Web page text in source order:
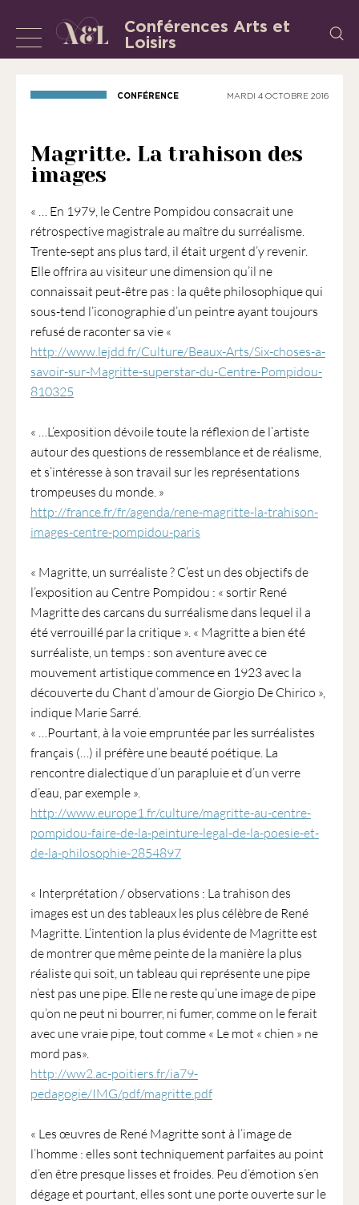
contenu
Conférences Arts et
Loisirs
L’Association
«
Conférences
Loisirs
»
association
1901
ayant
une
culturelle.
Afficher
masquer
navigation
CONFÉRENCE MARDI 4 OCTOBRE 2016
Magritte. La trahison des
images
« … En 1979, le Centre Pompidou consacrait une
rétrospective magistrale au maître du surréalisme.
Trente-sept ans plus tard, il était urgent d’y revenir.
Elle offrira au visiteur une dimension qu’il ne
connaissait peut-être pas : la quête philosophique qui
sous-tend l’iconographie d’un peintre ayant toujours
refusé de raconter sa vie «
http://www.lejdd.fr/Culture/Beaux-Arts/Six-choses-a-
savoir-sur-Magritte-superstar-du-Centre-Pompidou-
810325
« …L’exposition dévoile toute la réflexion de l’artiste
autour des questions de ressemblance et de réalisme,
et s’intéresse à son travail sur les représentations
trompeuses du monde. »
http://france.fr/fr/agenda/rene-magritte-la-trahison-
images-centre-pompidou-paris
« Magritte, un surréaliste ? C’est un des objectifs de
l’exposition au Centre Pompidou : « sortir René
Magritte des carcans du surréalisme dans lequel il a
été verrouillé par la critique ». « Magritte a bien été
surréaliste, un temps : son aventure avec ce
mouvement artistique commence en 1923 avec la
découverte du Chant d’amour de Giorgio De Chirico »,
indique Marie Sarré.
« …Pourtant, à la voie empruntée par les surréalistes
français (…) il préfère une beauté poétique. La
rencontre dialectique d’un parapluie et d’un verre
d’eau, par exemple ».
http://www.europe1.fr/culture/magritte-au-centre-
pompidou-faire-de-la-peinture-legal-de-la-poesie-et-
de-la-philosophie-2854897
« Interprétation / observations : La trahison des
images est un des tableaux les plus célèbre de René
Magritte. L’intention la plus évidente de Magritte est
de montrer que même peinte de la manière la plus
réaliste qui soit, un tableau qui représente une pipe
n’est pas une pipe. Elle ne reste qu’une image de pipe
qu’on ne peut ni bourrer, ni fumer, comme on le ferait
avec une vraie pipe, tout comme « Le mot « chien » ne
mord pas».
http://ww2.ac-poitiers.fr/ia79-
pedagogie/IMG/pdf/magritte.pdf
« Les œuvres de René Magritte sont à l’image de
l’homme : elles sont techniquement parfaites au point
d’en être presque lisses et froides. Peu d’émotion s’en
dégage et pourtant, elles sont une porte ouverte sur le